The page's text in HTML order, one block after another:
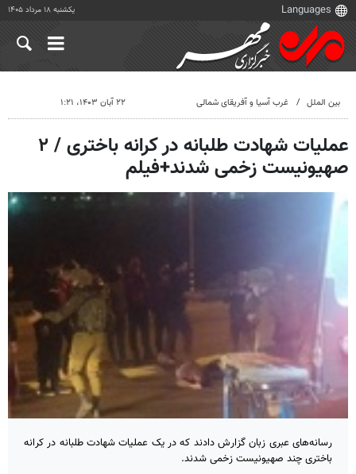
یکشنبه ۱۸ مرداد ۱۴۰۵
بین الملل غرب آسیا و آفریقای شمالی ۲۲ آبان ۱۴۰۳، ۱:۲۱
عملیات شهادت طلبانه در کرانه باختری / ۲
صهیونیست زخمی شدند+فیلم
رسانه‌های عبری زبان گزارش دادند که در یک عملیات شهادت طلبانه در کرانه
باختری چند صهیونیست زخمی شدند.